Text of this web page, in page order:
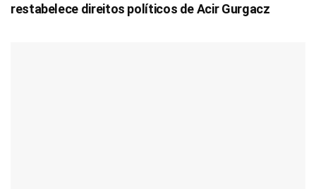
restabelece direitos políticos de Acir Gurgacz